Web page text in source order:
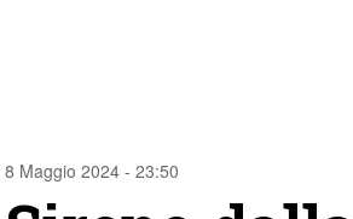
8 Maggio 2024 - 23:50